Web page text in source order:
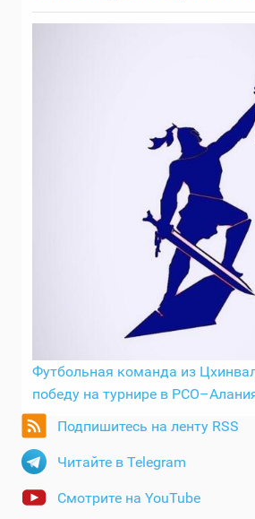
Футбольная команда из
победу на турнире в
Подпишитесь на ленту RSS
Читайте в Telegram
Смотрите на YouTube